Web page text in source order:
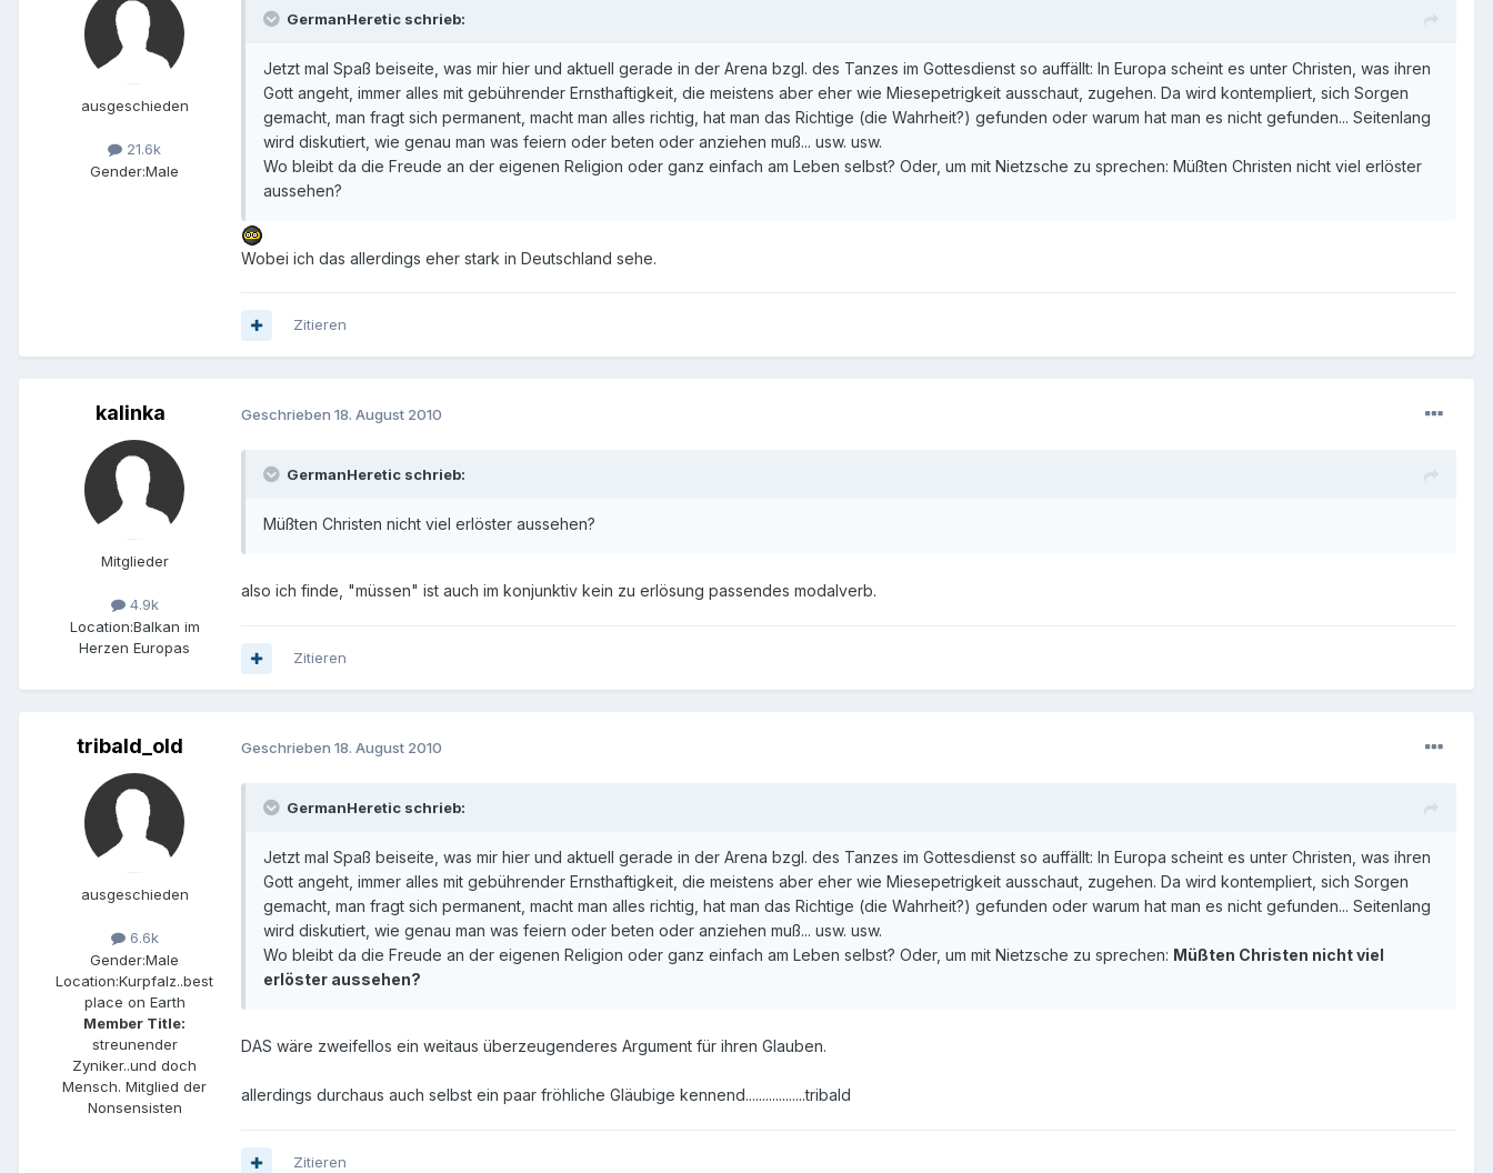
ausgeschieden
21.6k
Gender:Male
GermanHeretic schrieb:
Jetzt mal Spaß beiseite, was mir hier und aktuell gerade in der Arena bzgl. des Tanzes im Gottesdienst so auffällt: In Europa scheint es unter Christen, was ihren
Gott angeht, immer alles mit gebührender Ernsthaftigkeit, die meistens aber eher wie Miesepetrigkeit ausschaut, zugehen. Da wird kontempliert, sich Sorgen
gemacht, man fragt sich permanent, macht man alles richtig, hat man das Richtige (die Wahrheit?) gefunden oder warum hat man es nicht gefunden... Seitenlang
wird diskutiert, wie genau man was feiern oder beten oder anziehen muß... usw. usw.
Wo bleibt da die Freude an der eigenen Religion oder ganz einfach am Leben selbst? Oder, um mit Nietzsche zu sprechen: Müßten Christen nicht viel erlöster
aussehen?
Wobei ich das allerdings eher stark in Deutschland sehe.
Zitieren
kalinka
Mitglieder
4.9k
Location:Balkan im
Herzen Europas
Geschrieben 18. August 2010
GermanHeretic schrieb:
Müßten Christen nicht viel erlöster aussehen?
also ich finde, "müssen" ist auch im konjunktiv kein zu erlösung passendes modalverb.
Zitieren
tribald_old
ausgeschieden
6.6k
Gender:Male
Location:Kurpfalz..best
place on Earth
Member Title:
streunender
Zyniker..und doch
Mensch. Mitglied der
Nonsensisten
Geschrieben 18. August 2010
GermanHeretic schrieb:
Jetzt mal Spaß beiseite, was mir hier und aktuell gerade in der Arena bzgl. des Tanzes im Gottesdienst so auffällt: In Europa scheint es unter Christen, was ihren
Gott angeht, immer alles mit gebührender Ernsthaftigkeit, die meistens aber eher wie Miesepetrigkeit ausschaut, zugehen. Da wird kontempliert, sich Sorgen
gemacht, man fragt sich permanent, macht man alles richtig, hat man das Richtige (die Wahrheit?) gefunden oder warum hat man es nicht gefunden... Seitenlang
wird diskutiert, wie genau man was feiern oder beten oder anziehen muß... usw. usw.
Wo bleibt da die Freude an der eigenen Religion oder ganz einfach am Leben selbst? Oder, um mit Nietzsche zu sprechen: Müßten Christen nicht viel
erlöster aussehen?
DAS wäre zweifellos ein weitaus überzeugenderes Argument für ihren Glauben.
allerdings durchaus auch selbst ein paar fröhliche Gläubige kennend..................tribald
Zitieren